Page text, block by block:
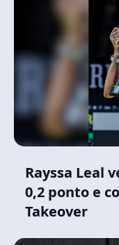
Rayssa Leal
0,2 ponto e
Takeover